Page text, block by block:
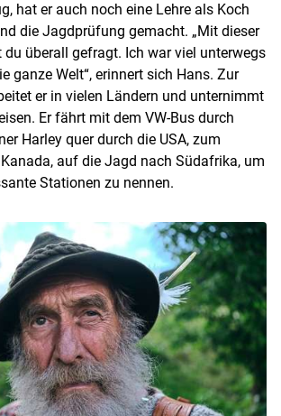
hat er auch noch eine Lehre als Koch
die Jagdprüfung gemacht. „Mit dieser
überall gefragt. Ich war viel unterwegs
ganze Welt“, erinnert sich Hans. Zur
er in vielen Ländern und unternimmt
Er fährt mit dem VW-Bus durch
Harley quer durch die USA, zum
auf die Jagd nach Südafrika, um
Stationen zu nennen.